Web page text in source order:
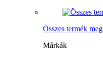
Összes termék
Márkák